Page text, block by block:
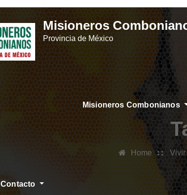
Misioneros
Provincia de México
ÚLTIMAS NOTICIASMisioneros Combonianos
Contacto
Home Vivir